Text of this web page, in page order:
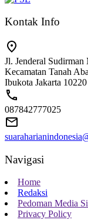
Kontak Info
Jl. Jenderal
Kecamatan Tanah
Ibukota Jakarta 10220
087842777025
Navigasi
Home
Redaksi
Pedoman Media
Privacy Policy